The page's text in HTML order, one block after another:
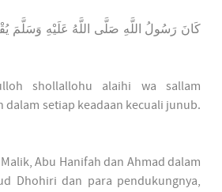
كَانَ رَسُولُ اللَّهِ صَلَّى اللَّهُ عَلَيْهِ وَسَلَّمَ
shollallohu alaihi wa sallam
dalam setiap keadaan kecuali junub.
Malik, Abu Hanifah dan Ahmad dalam
Dhohiri dan para pendukungnya,